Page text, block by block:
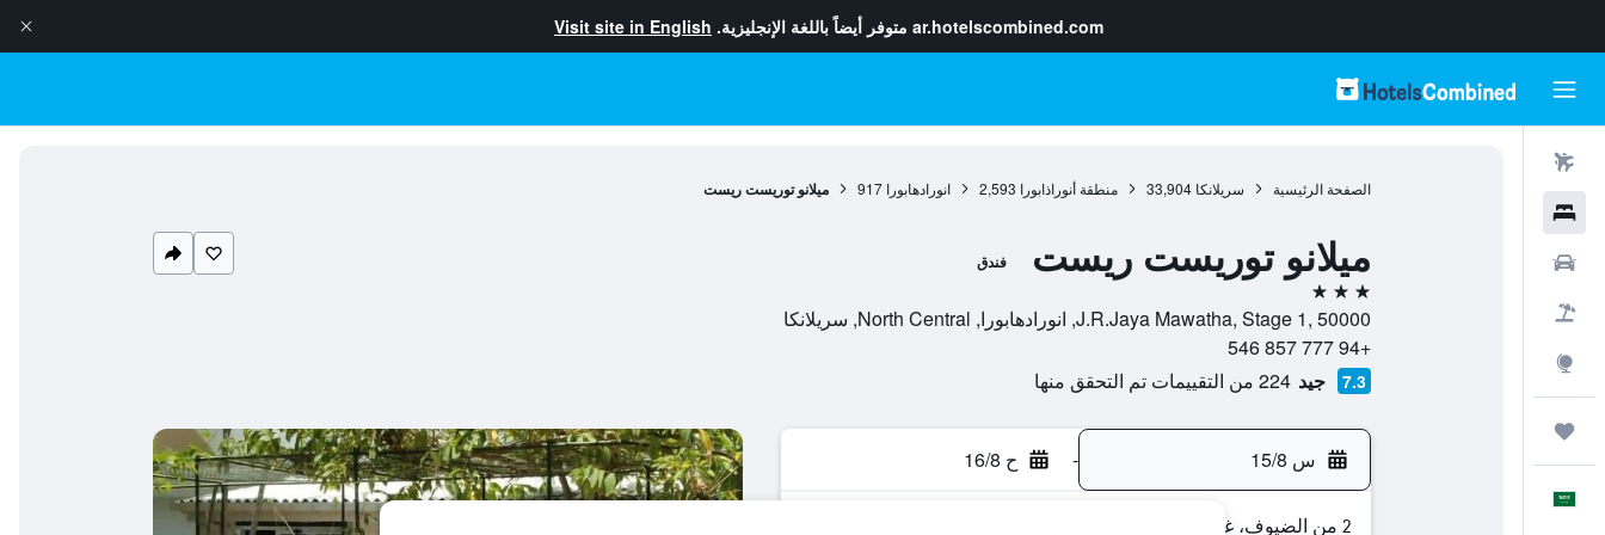
ar.hotelscombined.com متوفر أيضاً باللغة الإنجليزية. Visit site in English
الصفحة الرئيسية سريلانكا 33,904 منطقة أنوراذابورا 2,593 انورادهابورا 917 ميلانو توريست ريست
ميلانو توريست ريست فندق
3 نجوم
J.R.Jaya Mawatha, Stage 1, 50000, انورادهابورا, North Central, سريلانكا
+94 777 857 546
7.3 جيد 224 من التقييمات تم التحقق منها
س 15/8 - ح 16/8
2 من الضيوف، غرفة واحدة